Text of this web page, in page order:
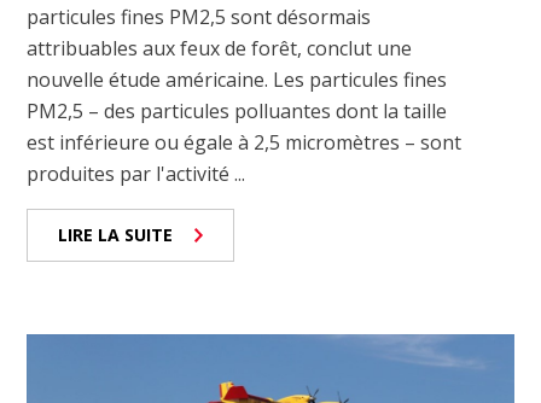
particules fines PM2,5 sont désormais
attribuables aux feux de forêt, conclut une
nouvelle étude américaine. Les particules fines
PM2,5 – des particules polluantes dont la taille
est inférieure ou égale à 2,5 micromètres – sont
produites par l'activité ...
LIRE LA SUITE